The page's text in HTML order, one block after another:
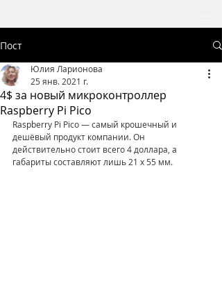
Пост
4$ за новый микроконтроллер
Raspberry Pi Pico
Юлия Ларионова
25 янв. 2021 г.
Raspberry Pi Pico — самый крошечный и
дешёвый продукт компании. Он
действительно стоит всего 4 доллара, а
габариты составляют лишь 21 х 55 мм.